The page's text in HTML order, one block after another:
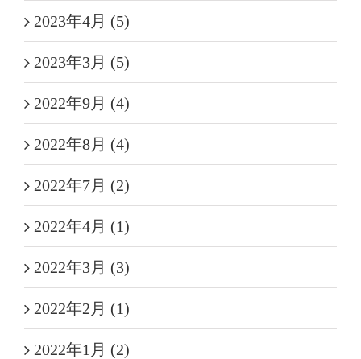
2023年4月 (5)
2023年3月 (5)
2022年9月 (4)
2022年8月 (4)
2022年7月 (2)
2022年4月 (1)
2022年3月 (3)
2022年2月 (1)
2022年1月 (2)